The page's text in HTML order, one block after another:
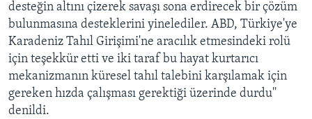
desteğin altını çizerek savaşı sona erdirecek bir çözüm
bulunmasına desteklerini yinelediler. ABD, Türkiye'ye
Karadeniz Tahıl Girişimi'ne aracılık etmesindeki rolü
için teşekkür etti ve iki taraf bu hayat kurtarıcı
mekanizmanın küresel tahıl talebini karşılamak için
gereken hızda çalışması gerektiği üzerinde durdu''
denildi.